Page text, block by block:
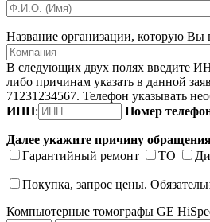
Название организации, которую Вы
В следующих двух полях введите
либо причинам указать в данной
71231234567. Телефон указывать
ИНН: Номер
Далее укажите причину
Гарантийный ремонт
ТО
Покупка, запрос цены.
Компьютерные томографы GE